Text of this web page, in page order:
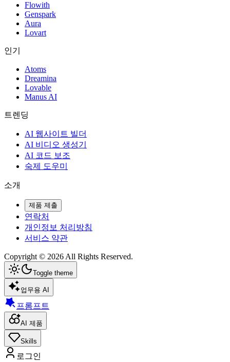
Flowith
Genspark
Aura
Lovart
인기
Atoms
Dreamina
Lovable
Manus AI
트렌딩
AI 웹사이트 빌더
AI 비디오 생성기
AI 코드 보조
숙제 도우미
소개
제품 제출
연락처
개인정보 처리방침
서비스 약관
Copyright © 2026 All Rights Reserved.
Toggle theme
업무용 AI
프롬프트
AI 제품
Skills
로그인